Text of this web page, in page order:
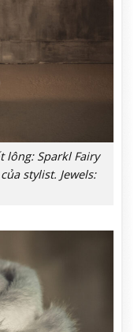
lông: Sparkl Fairy
stylist. Jewels: